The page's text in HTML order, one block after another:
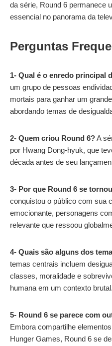
da série, Round 6 permanece
essencial no panorama da
Perguntas
1- Qual é o enredo principal
um grupo de pessoas
mortais para ganhar um
abordando temas de
2- Quem criou Round 6?A
por Hwang Dong-hyuk, que
década antes de seu
3- Por que Round 6 se
conquistou o público com sua
emocionante, personagens
relevante que ressoou
4- Quais são alguns dos
temas centrais incluem
classes, moralidade e
humana em um contexto brutal.
5- Round 6 se parece com
Embora compartilhe
Hunger Games, Round 6 se